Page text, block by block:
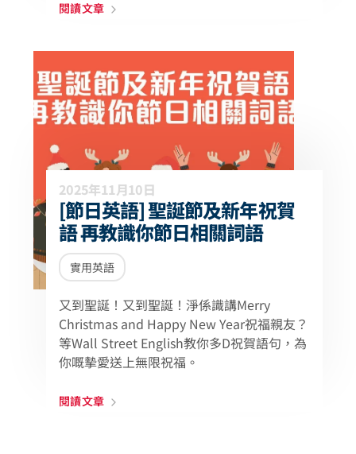
閱讀文章
2025年11月10日
[節日英語] 聖誕節及新年祝賀
語 再教識你節日相關詞語
實用英語
又到聖誕！又到聖誕！淨係識講Merry
Christmas and Happy New Year祝福親友？
等Wall Street English教你多D祝賀語句，為
你嘅摰愛送上無限祝福。
閱讀文章